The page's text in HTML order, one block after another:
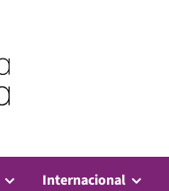
Internacional